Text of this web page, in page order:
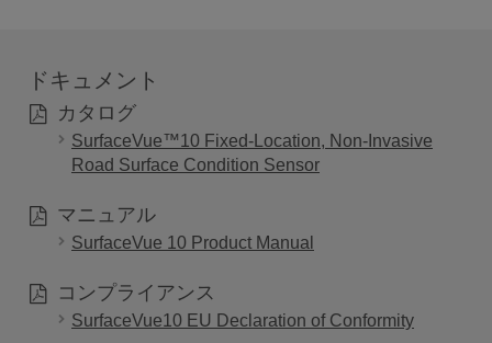
ドキュメント
カタログ
SurfaceVue™10 Fixed-Location, Non-Invasive
Road Surface Condition Sensor
マニュアル
SurfaceVue 10 Product Manual
コンプライアンス
SurfaceVue10 EU Declaration of Conformity